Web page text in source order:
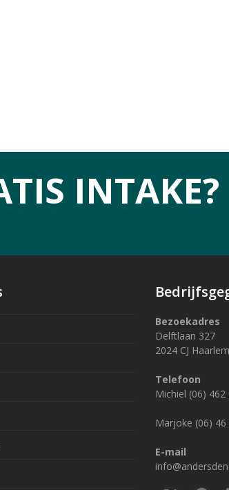
INTAKE?
Bezoekadres
Delftlaan 327
2024 CJ Haarlem
Telefoon
Michiel (06) 462
Marjoke (06) 46
E-mail